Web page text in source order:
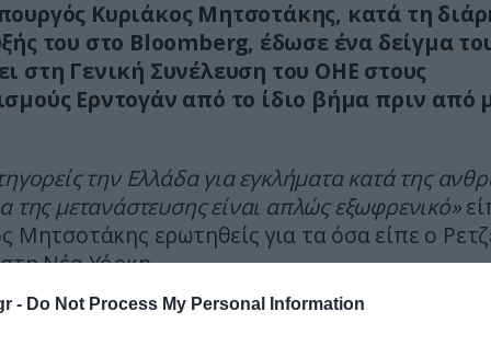
- Do Not Process My Personal Information
Κυριάκος Μητσοτάκης, κατά τη
του στο Bloomberg, έδωσε ένα δείγμα
στη Γενική Συνέλευση του ΟΗΕ στους
Ερντογάν από το ίδιο βήμα πριν από
την Ελλάδα για εγκλήματα κατά της
της μετανάστευσης είναι απλώς εξωφρενικό»
Μητσοτάκης ερωτηθείς για τα όσα είπε ο
Νέα Υόρκη.
δε, γιατί χαρακτηρίζει ως «εξωφρενικά» τα όσα